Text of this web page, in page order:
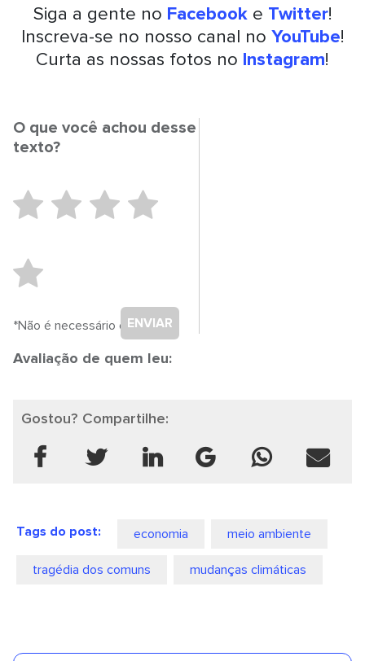
Siga a gente no Facebooke Twitter!
Inscreva-se no nosso canal no YouTube!
Curta as nossas fotos no Instagram!
O que você achou desse
texto?
ENVIAR
*Não é necessário cadastro.
Avaliação de quem leu:
Gostou? Compartilhe:
Tags do post: economia meio ambiente
tragédia dos comuns mudanças climáticas